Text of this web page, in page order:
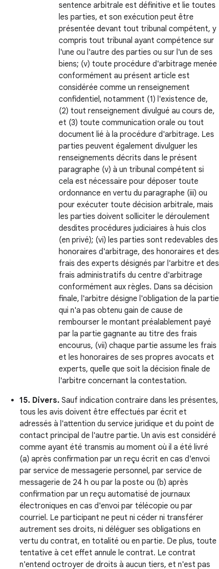
sentence arbitrale est définitive et lie toutes
les parties, et son exécution peut être
présentée devant tout tribunal compétent, y
compris tout tribunal ayant compétence sur
l'une ou l'autre des parties ou sur l'un de ses
biens; (v) toute procédure d'arbitrage menée
conformément au présent article est
considérée comme un renseignement
confidentiel, notamment (1) l'existence de,
(2) tout renseignement divulgué au cours de,
et (3) toute communication orale ou tout
document lié à la procédure d'arbitrage. Les
parties peuvent également divulguer les
renseignements décrits dans le présent
paragraphe (v) à un tribunal compétent si
cela est nécessaire pour déposer toute
ordonnance en vertu du paragraphe (iii) ou
pour exécuter toute décision arbitrale, mais
les parties doivent solliciter le déroulement
desdites procédures judiciaires à huis clos
(en privé); (vi) les parties sont redevables des
honoraires d'arbitrage, des honoraires et des
frais des experts désignés par l'arbitre et des
frais administratifs du centre d'arbitrage
conformément aux règles. Dans sa décision
finale, l'arbitre désigne l'obligation de la partie
qui n'a pas obtenu gain de cause de
rembourser le montant préalablement payé
par la partie gagnante au titre des frais
encourus, (vii) chaque partie assume les frais
et les honoraires de ses propres avocats et
experts, quelle que soit la décision finale de
l'arbitre concernant la contestation.
15. Divers. Sauf indication contraire dans les présentes,
tous les avis doivent être effectués par écrit et
adressés à l'attention du service juridique et du point de
contact principal de l'autre partie. Un avis est considéré
comme ayant été transmis au moment où il a été livré
(a) après confirmation par un reçu écrit en cas d'envoi
par service de messagerie personnel, par service de
messagerie de 24 h ou par la poste ou (b) après
confirmation par un reçu automatisé de journaux
électroniques en cas d'envoi par télécopie ou par
courriel. Le participant ne peut ni céder ni transférer
autrement ses droits, ni déléguer ses obligations en
vertu du contrat, en totalité ou en partie. De plus, toute
tentative à cet effet annule le contrat. Le contrat
n'entend octroyer de droits à aucun tiers, et n'est pas